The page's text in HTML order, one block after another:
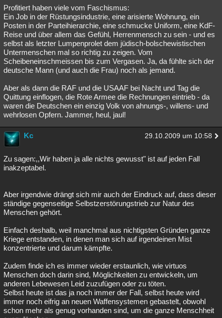
Profitiert haben viele vom Faschismus:
Ein Job in der Rüstungsindustrie, eine arisierte Wohnung, ein
Posten in der Parteihierarchie, eine schmucke Uniform, eine KdF-
Reise und über allem das Gefühl, Herrenmensch zu sein - und es
selbst als letzter Lumpenprolet dem jüdisch-bolschewistischen
Untermenschen mal so richtig zu zeigen. Vom
Scheibeneinschmeissen bis zum Vergasen. Ja, da fühlte sich der
deutsche Mann (und auch die Frau) noch als jemand.
Aber als dann die RAF und die USAAF bei Nacht und Tag die
Quittung einflogen, die Rote Armee die Rechnungen eintrieb - da
waren die Deutschen ein einzig Volk von ahnungs-, willens- und
wehrlosen Opfern. Jammer, heul, jaul!
Kc 29.10.2009 um 10:58
Zu sagen:,,Wir haben ja alle nichts gewusst" ist auf jeden Fall
inakzeptabel.
Aber irgendwie drängt sich mir auch der Eindruck auf, dass dieser
ständige gegenseitige Selbstzerstörungstrieb zur Natur des
Menschen gehört.
Einfach deshalb, weil manchmal aus nichtigsten Gründen ganze
Kriege entstanden, in denen man sich auf irgendeinen Mist
konzentrierte und darum kämpfte.
Zudem finde ich es immer wieder erstaunlich, wie virtuos
Menschen doch darin sind, Möglichkeiten zu entwickeln, um
anderen Lebewesen Leid zuzufügen oder zu töten.
Selbst heute ist das ja noch immer der Fall, selbst heute wird
immer noch eifrig an neuen Waffensystemen gebastelt, obwohl
schon mehr als genug vorhanden sind, um die ganze Menschheit